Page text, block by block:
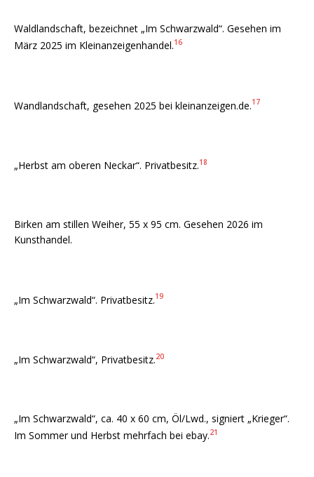
Waldlandschaft, bezeichnet „Im Schwarzwald“. Gesehen im
März 2025 im Kleinanzeigenhandel.16
Wandlandschaft, gesehen 2025 bei kleinanzeigen.de.17
„Herbst am oberen Neckar“. Privatbesitz.18
Birken am stillen Weiher, 55 x 95 cm. Gesehen 2026 im
Kunsthandel.
„Im Schwarzwald“. Privatbesitz.19
„Im Schwarzwald“, Privatbesitz.20
„Im Schwarzwald“, ca. 40 x 60 cm, Öl/Lwd., signiert „Krieger“.
Im Sommer und Herbst mehrfach bei ebay.21